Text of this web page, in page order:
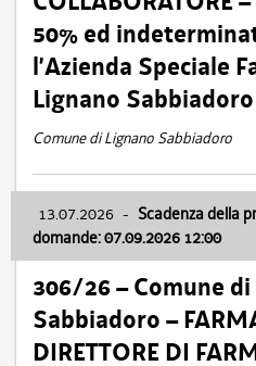
50% ed
l’Azienda Speciale
Lignano Sabbiadoro
Comune di Lignano Sabbiadoro
13.07.2026 - Scadenza della
domande: 07.09.2026 12:00
306/26 – Comune
Sabbiadoro –
DIRETTORE DI